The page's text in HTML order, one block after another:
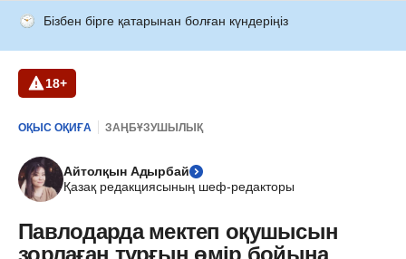
Бізбен бірге қатарынан болған күндеріңіз
18+
ОҚЫС ОҚИҒА ЗАҢБҰЗУШЫЛЫҚ
Айтолқын Адырбай
Қазақ редакциясының шеф-редакторы
Павлодарда мектеп оқушысын
зорлаған тұрғын өмір бойына